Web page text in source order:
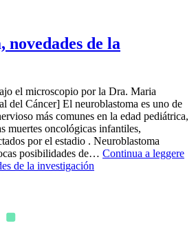
novedades de la
el microscopio por la Dra. Maria
del Cáncer] El neuroblastoma es uno de
más comunes en la edad pediátrica,
muertes oncológicas infantiles,
por el estadio . Neuroblastoma
posibilidades de… Continua a leggere
de la investigación